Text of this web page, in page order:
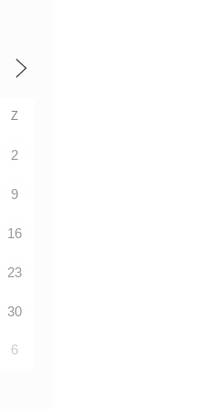
Z
2
9
16
23
30
6